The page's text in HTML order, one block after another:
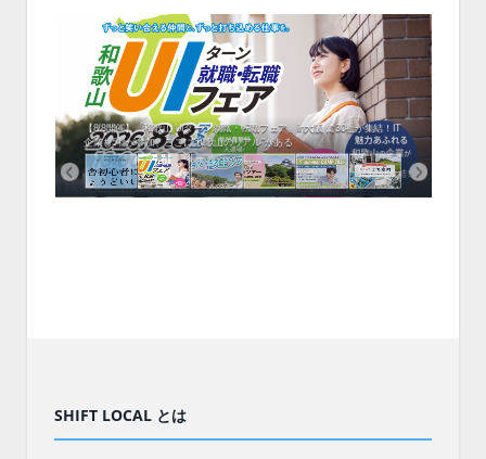
【8/8開催】「和歌山 UIターン就職・転職フェア」in大阪 に30社が集結！IT
企業も5社が参加、ここに“和歌山のリアル”がある
SHIFT LOCAL とは